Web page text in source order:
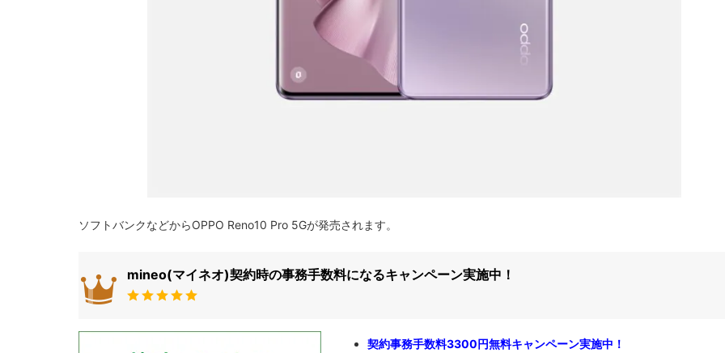
ソフトバンクなどからOPPO Reno10 Pro 5Gが発売されます。
mineo(マイネオ)契約時の事務手数料になるキャンペーン実施中！
契約事務手数料3300円無料キャンペーン実施中！